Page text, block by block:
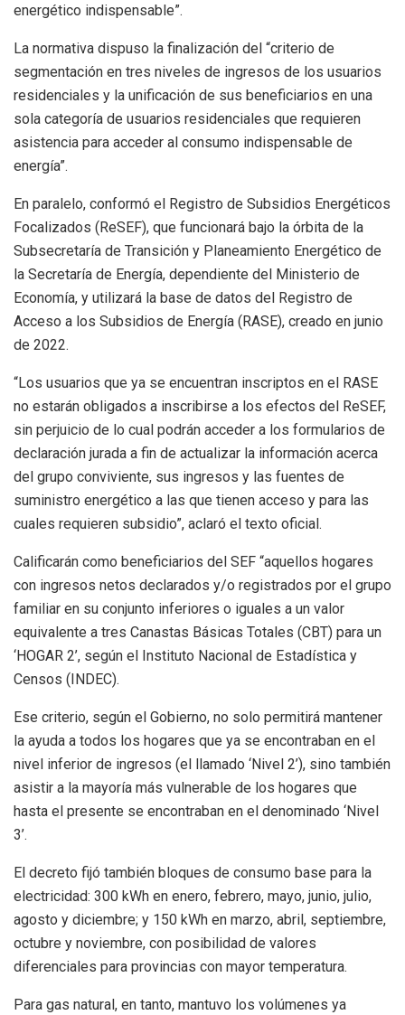
energético indispensable”.
La normativa dispuso la finalización del “criterio de
segmentación en tres niveles de ingresos de los usuarios
residenciales y la unificación de sus beneficiarios en una
sola categoría de usuarios residenciales que requieren
asistencia para acceder al consumo indispensable de
energía”.
En paralelo, conformó el Registro de Subsidios Energéticos
Focalizados (ReSEF), que funcionará bajo la órbita de la
Subsecretaría de Transición y Planeamiento Energético de
la Secretaría de Energía, dependiente del Ministerio de
Economía, y utilizará la base de datos del Registro de
Acceso a los Subsidios de Energía (RASE), creado en junio
de 2022.
“Los usuarios que ya se encuentran inscriptos en el RASE
no estarán obligados a inscribirse a los efectos del ReSEF,
sin perjuicio de lo cual podrán acceder a los formularios de
declaración jurada a fin de actualizar la información acerca
del grupo conviviente, sus ingresos y las fuentes de
suministro energético a las que tienen acceso y para las
cuales requieren subsidio”, aclaró el texto oficial.
Calificarán como beneficiarios del SEF “aquellos hogares
con ingresos netos declarados y/o registrados por el grupo
familiar en su conjunto inferiores o iguales a un valor
equivalente a tres Canastas Básicas Totales (CBT) para un
‘HOGAR 2’, según el Instituto Nacional de Estadística y
Censos (INDEC).
Ese criterio, según el Gobierno, no solo permitirá mantener
la ayuda a todos los hogares que ya se encontraban en el
nivel inferior de ingresos (el llamado ‘Nivel 2’), sino también
asistir a la mayoría más vulnerable de los hogares que
hasta el presente se encontraban en el denominado ‘Nivel
3’.
El decreto fijó también bloques de consumo base para la
electricidad: 300 kWh en enero, febrero, mayo, junio, julio,
agosto y diciembre; y 150 kWh en marzo, abril, septiembre,
octubre y noviembre, con posibilidad de valores
diferenciales para provincias con mayor temperatura.
Para gas natural, en tanto, mantuvo los volúmenes ya